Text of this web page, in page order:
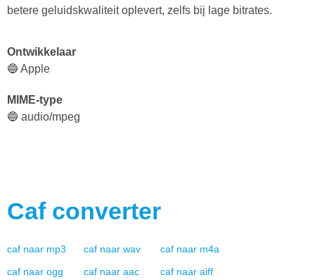
betere geluidskwaliteit oplevert, zelfs bij lage bitrates.
Ontwikkelaar
🔵 Apple
MIME-type
🔵 audio/mpeg
Caf converter
caf naar mp3 caf naar wav caf naar m4a
caf naar ogg caf naar aac caf naar aiff